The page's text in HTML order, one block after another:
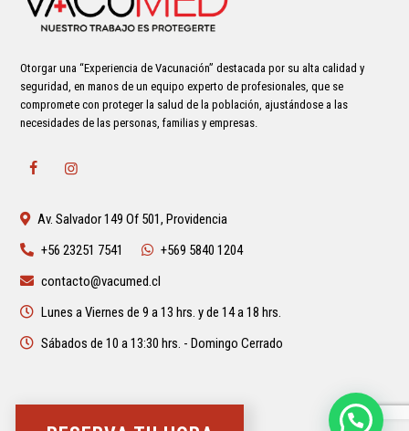
Otorgar una “Experiencia de Vacunación” destacada por su alta calidad y
seguridad, en manos de un equipo experto de profesionales, que se
compromete con proteger la salud de la población, ajustándose a las
necesidades de las personas, familias y empresas.
Av. Salvador 149 Of 501, Providencia
+56 23251 7541
+569 5840 1204
contacto@vacumed.cl
Lunes a Viernes de 9 a 13 hrs. y de 14 a 18 hrs.
Sábados de 10 a 13:30 hrs. - Domingo Cerrado